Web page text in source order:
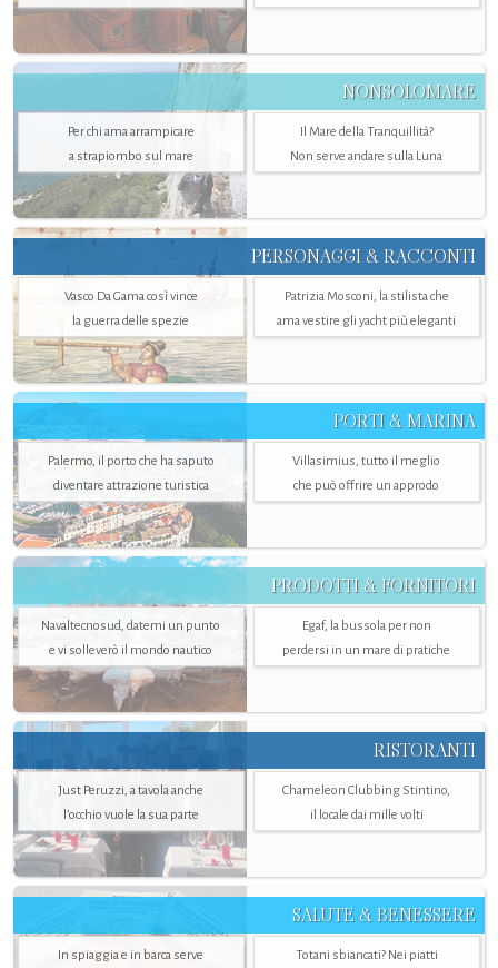
NONSOLOMARE
Per chi ama arrampicare
a strapiombo sul mare
Il Mare della Tranquillità?
Non serve andare sulla Luna
PERSONAGGI & RACCONTI
Vasco Da Gama così vince
la guerra delle spezie
Patrizia Mosconi, la stilista che
ama vestire gli yacht più eleganti
PORTI & MARINA
Palermo, il porto che ha saputo
diventare attrazione turistica
Villasimius, tutto il meglio
che può offrire un approdo
PRODOTTI & FORNITORI
Navaltecnosud, datemi un punto
e vi solleverò il mondo nautico
Egaf, la bussola per non
perdersi in un mare di pratiche
RISTORANTI
Just Peruzzi, a tavola anche
l’occhio vuole la sua parte
Chameleon Clubbing Stintino,
il locale dai mille volti
SALUTE & BENESSERE
In spiaggia e in barca serve Totani sbiancati? Nei piatti